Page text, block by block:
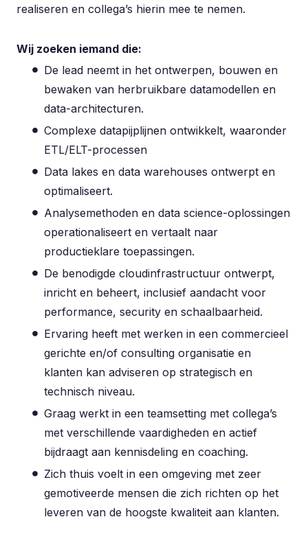
realiseren en collega’s hierin mee te nemen.
Wij zoeken iemand die:
De lead neemt in het ontwerpen, bouwen en
bewaken van herbruikbare datamodellen en
data-architecturen.
Complexe datapijplijnen ontwikkelt, waaronder
ETL/ELT-processen
Data lakes en data warehouses ontwerpt en
optimaliseert.
Analysemethoden en data science-oplossingen
operationaliseert en vertaalt naar
productieklare toepassingen.
De benodigde cloudinfrastructuur ontwerpt,
inricht en beheert, inclusief aandacht voor
performance, security en schaalbaarheid.
Ervaring heeft met werken in een commercieel
gerichte en/of consulting organisatie en
klanten kan adviseren op strategisch en
technisch niveau.
Graag werkt in een teamsetting met collega’s
met verschillende vaardigheden en actief
bijdraagt aan kennisdeling en coaching.
Zich thuis voelt in een omgeving met zeer
gemotiveerde mensen die zich richten op het
leveren van de hoogste kwaliteit aan klanten.